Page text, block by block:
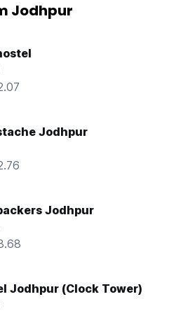
Jodhpur
Jodhpur
Jodhpur
Jodhpur (Clock Tower)